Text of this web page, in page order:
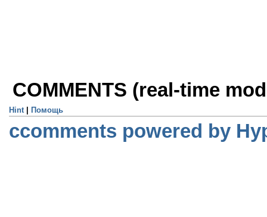
COMMENTS (real-time
Hint| Помощь
ccomments powered by